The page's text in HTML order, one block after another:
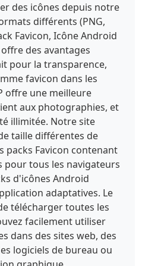
des icônes depuis notre
différents (PNG,
Favicon, Icône Android
des avantages
pour la transparence,
favicon dans les
offre une meilleure
aux photographies, et
illimitée. Notre site
taille différentes de
packs Favicon contenant
pour tous les navigateurs
d'icônes Android
adaptatives. Le
télécharger toutes les
facilement utiliser
dans des sites web, des
logiciels de bureau ou